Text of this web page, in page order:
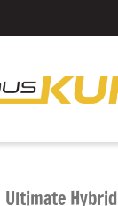
Ultimate